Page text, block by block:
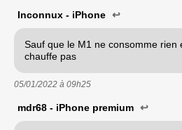
Inconnux - iPhone ↩
Sauf que le M1 ne consomme rien
chauffe pas
05/01/2022 à 09h25
mdr68 - iPhone premium ↩